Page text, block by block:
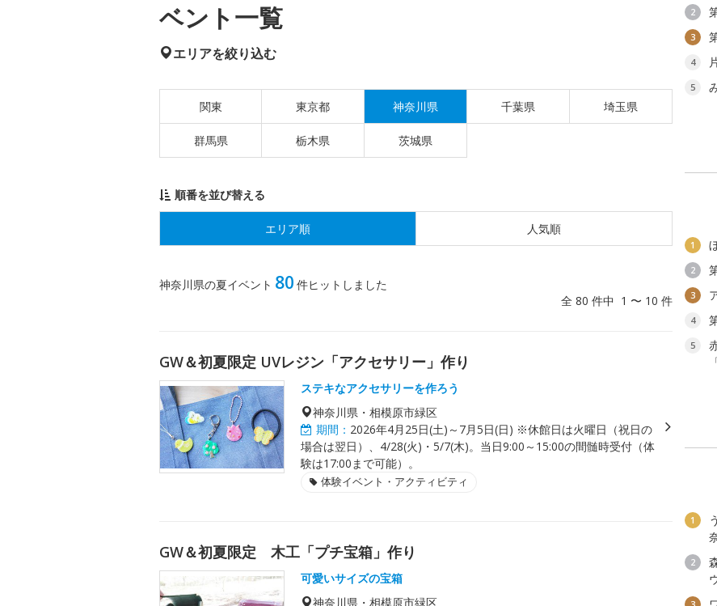
ベント一覧
エリアを絞り込む
関東 東京都 神奈川県 千葉県 埼玉県
群馬県 栃木県 茨城県
順番を並び替える
エリア順 人気順
神奈川県の夏イベント 80 件ヒットしました
全 80 件中 1 〜 10 件
GW＆初夏限定 UVレジン「アクセサリー」作り
ステキなアクセサリーを作ろう
神奈川県・相模原市緑区
期間： 2026年4月25日(土)～7月5日(日) ※休館日は火曜日（祝日の
場合は翌日）、4/28(火)・5/7(木)。当日9:00～15:00の間髄時受付（体
験は17:00まで可能）。
体験イベント・アクティビティ
GW＆初夏限定 木工「プチ宝箱」作り
可愛いサイズの宝箱
神奈川県・相模原市緑区
2
3
4
5
1
2
3
4
5
1
2